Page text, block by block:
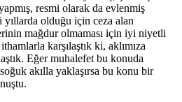
resmi olarak da evlenmiş
yıllarda olduğu için ceza alan
mağdur olmaması için iyi niyetli
karşılaştık ki, aklımıza
Eğer muhalefet bu konuda
akılla yaklaşırsa bu konu bir